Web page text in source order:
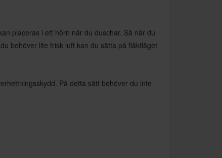
placeras i ett hörn när du duschar. Så när du
behöver lite frisk luft kan du sätta på fläktläget
På detta sätt behöver du inte